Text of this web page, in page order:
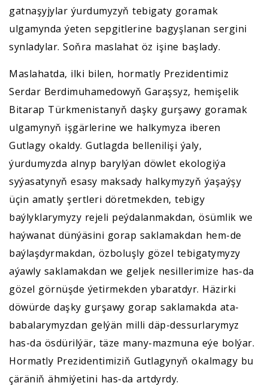
gatnaşyjylar ýurdumyzyň tebigaty goramak
ulgamynda ýeten sepgitlerine bagyşlanan sergini
synladylar. Soňra maslahat öz işine başlady.
Maslahatda, ilki bilen, hormatly Prezidentimiz
Serdar Berdimuhamedowyň Garaşsyz, hemişelik
Bitarap Türkmenistanyň daşky gurşawy goramak
ulgamynyň işgärlerine we halkymyza iberen
Gutlagy okaldy. Gutlagda bellenilişi ýaly,
ýurdumyzda alnyp barylýan döwlet ekologiýa
syýasatynyň esasy maksady halkymyzyň ýaşaýşy
üçin amatly şertleri döretmekden, tebigy
baýlyklarymyzy rejeli peýdalanmakdan, ösümlik we
haýwanat dünýäsini gorap saklamakdan hem-de
baýlaşdyrmakdan, özboluşly gözel tebigatymyzy
aýawly saklamakdan we geljek nesillerimize has-da
gözel görnüşde ýetirmekden ybaratdyr. Häzirki
döwürde daşky gurşawy gorap saklamakda ata-
babalarymyzdan gelýän milli däp-dessurlarymyz
has-da ösdürilýär, täze many-mazmuna eýe bolýar.
Hormatly Prezidentimiziň Gutlagynyň okalmagy bu
çäräniň ähmiýetini has-da artdyrdy.